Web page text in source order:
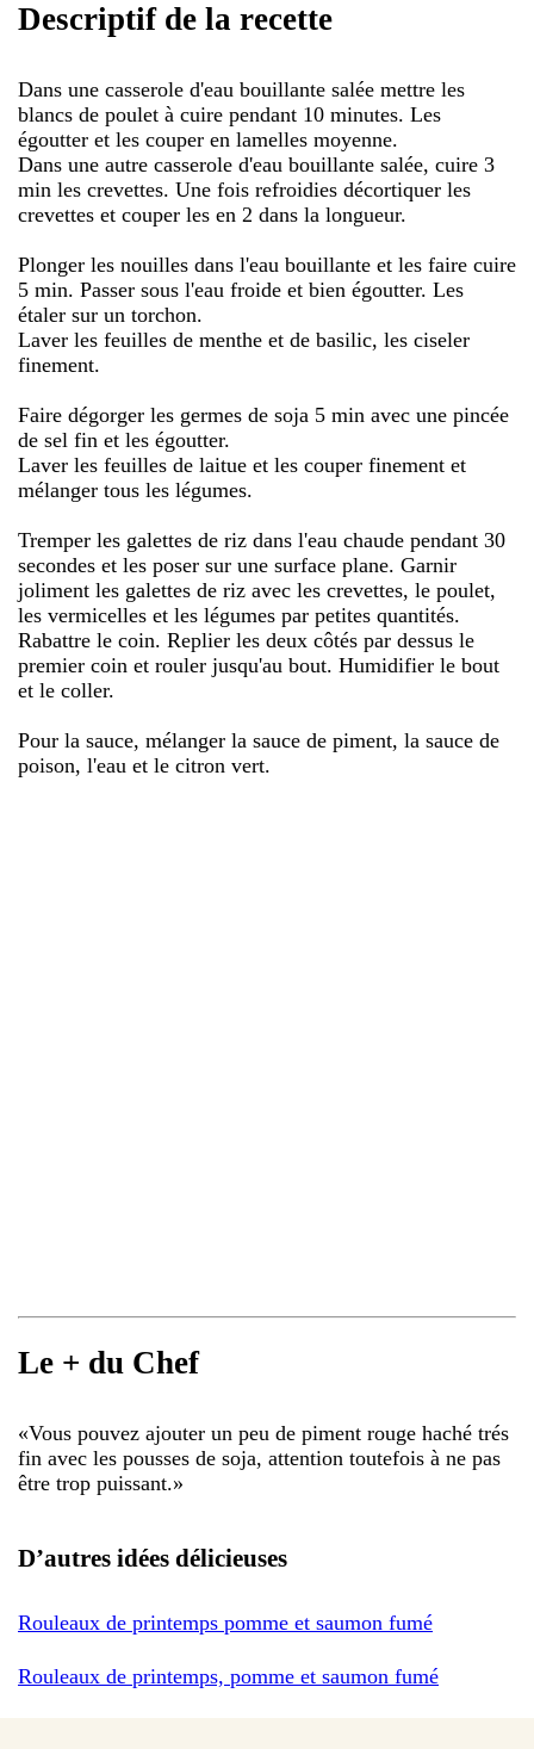
Descriptif de la recette
Dans une casserole d'eau bouillante salée mettre les
blancs de poulet à cuire pendant 10 minutes. Les
égoutter et les couper en lamelles moyenne.
Dans une autre casserole d'eau bouillante salée, cuire 3
min les crevettes. Une fois refroidies décortiquer les
crevettes et couper les en 2 dans la longueur.
Plonger les nouilles dans l'eau bouillante et les faire cuire
5 min. Passer sous l'eau froide et bien égoutter. Les
étaler sur un torchon.
Laver les feuilles de menthe et de basilic, les ciseler
finement.
Faire dégorger les germes de soja 5 min avec une pincée
de sel fin et les égoutter.
Laver les feuilles de laitue et les couper finement et
mélanger tous les légumes.
Tremper les galettes de riz dans l'eau chaude pendant 30
secondes et les poser sur une surface plane. Garnir
joliment les galettes de riz avec les crevettes, le poulet,
les vermicelles et les légumes par petites quantités.
Rabattre le coin. Replier les deux côtés par dessus le
premier coin et rouler jusqu'au bout. Humidifier le bout
et le coller.
Pour la sauce, mélanger la sauce de piment, la sauce de
poison, l'eau et le citron vert.
Le + du Chef
«Vous pouvez ajouter un peu de piment rouge haché trés
fin avec les pousses de soja, attention toutefois à ne pas
être trop puissant.»
D’autres idées délicieuses
Rouleaux de printemps pomme et saumon fumé
Rouleaux de printemps, pomme et saumon fumé